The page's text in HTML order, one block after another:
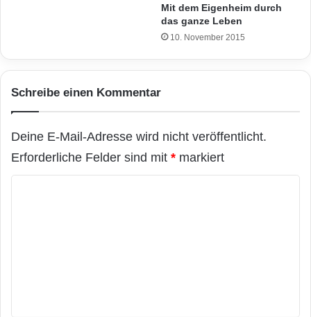
Mit dem Eigenheim durch
das ganze Leben
10. November 2015
Schreibe einen Kommentar
Deine E-Mail-Adresse wird nicht veröffentlicht.
Erforderliche Felder sind mit * markiert